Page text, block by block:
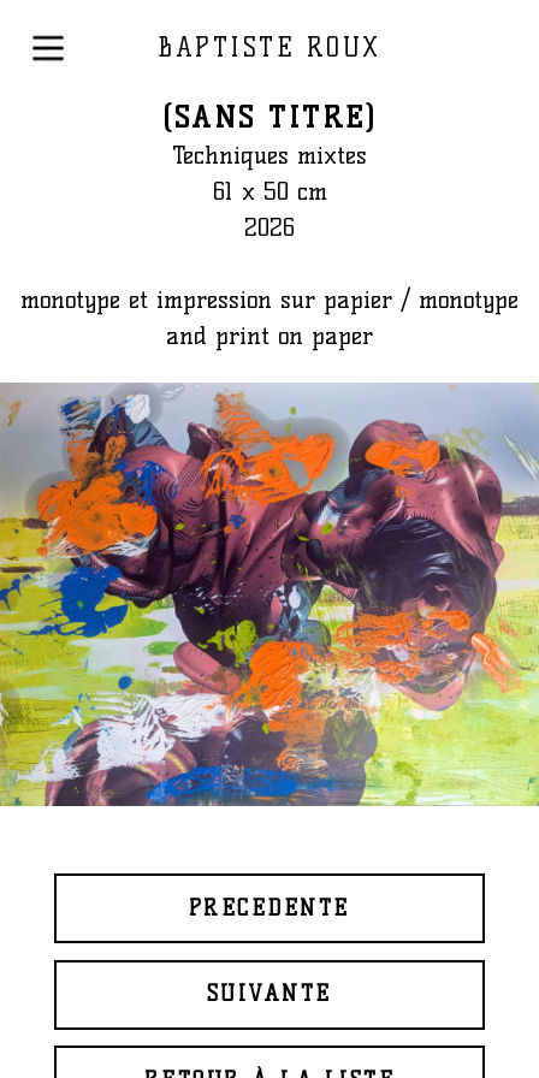
BAPTISTE ROUX
(SANS TITRE)
Techniques mixtes
61 x 50 cm
2026
monotype et impression sur papier / monotype
and print on paper
PRÉCÉDENTE
SUIVANTE